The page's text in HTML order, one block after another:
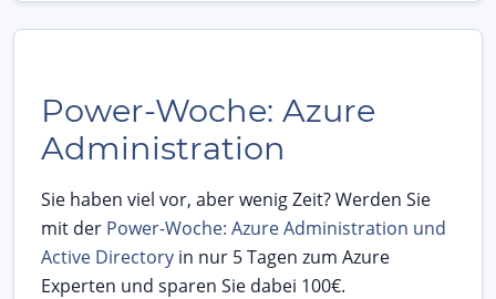
Power-Woche: Azure
Administration
Sie haben viel vor, aber wenig Zeit? Werden Sie
mit der Power-Woche: Azure Administration und
Active Directory in nur 5 Tagen zum Azure
Experten und sparen Sie dabei 100€.